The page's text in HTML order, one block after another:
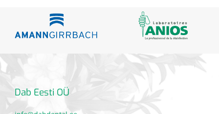
Dab Eesti OÜ